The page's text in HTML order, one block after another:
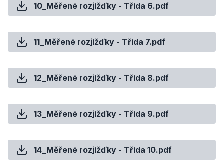
10_Měřené rozjížďky - Třída 6.pdf
11_Měřené rozjížďky - Třída 7.pdf
12_Měřené rozjížďky - Třída 8.pdf
13_Měřené rozjížďky - Třída 9.pdf
14_Měřené rozjížďky - Třída 10.pdf